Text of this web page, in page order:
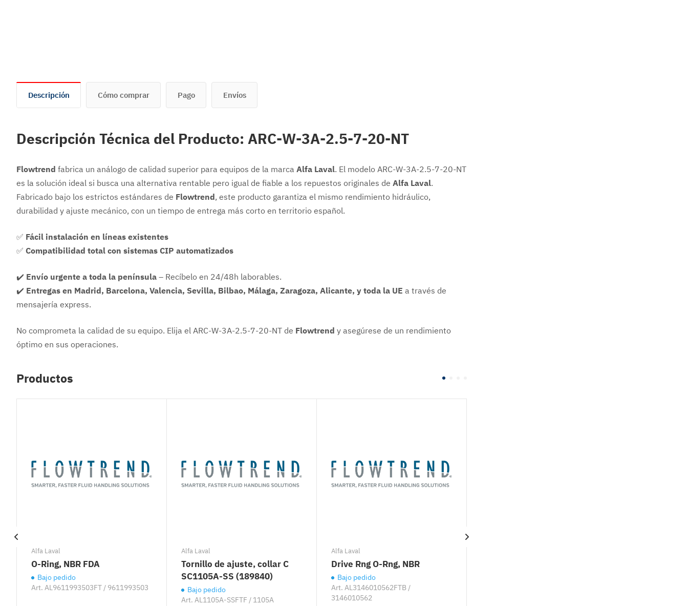
Descripción Cómo comprar Pago Envíos
Descripción Técnica del Producto: ARC-W-3A-2.5-7-20-NT
Flowtrend fabrica un análogo de calidad superior para equipos de la marca Alfa Laval. El modelo ARC-W-3A-2.5-7-20-NT
es la solución ideal si busca una alternativa rentable pero igual de fiable a los repuestos originales de Alfa Laval.
Fabricado bajo los estrictos estándares de Flowtrend, este producto garantiza el mismo rendimiento hidráulico,
durabilidad y ajuste mecánico, con un tiempo de entrega más corto en territorio español.
✅ Fácil instalación en líneas existentes
✅ Compatibilidad total con sistemas CIP automatizados
✔️ Envío urgente a toda la península – Recíbelo en 24/48h laborables.
✔️ Entregas en Madrid, Barcelona, Valencia, Sevilla, Bilbao, Málaga, Zaragoza, Alicante, y toda la UE a través de
mensajería express.
No comprometa la calidad de su equipo. Elija el ARC-W-3A-2.5-7-20-NT de Flowtrend y asegúrese de un rendimiento
óptimo en sus operaciones.
Productos
Alfa Laval
O-Ring, NBR FDA
Bajo pedido
Art. AL9611993503FT / 9611993503
Alfa Laval
Tornillo de ajuste, collar C
SC1105A-SS (189840)
Bajo pedido
Art. AL1105A-SSFTF / 1105A
Alfa Laval
Drive Rng O-Rng, NBR
Bajo pedido
Art. AL3146010562FTB /
3146010562